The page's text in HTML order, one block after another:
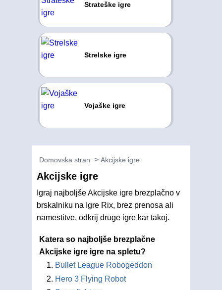
Strateške igre
Strelske igre
Vojaške igre
Domovska stran Akcijske igre
Akcijske igre
Igraj najboljše Akcijske igre brezplačno v
brskalniku na Igre Rix, brez prenosa ali
namestitve, odkrij druge igre kar takoj.
Katera so najboljše brezplačne
Akcijske igre igre na spletu?
Bullet League Robogeddon
Hero 3 Flying Robot